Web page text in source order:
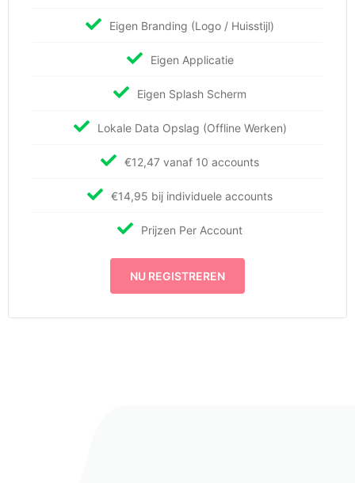
Eigen Branding (Logo / Huisstijl)
Eigen Applicatie
Eigen Splash Scherm
Lokale Data Opslag (Offline Werken)
€12,47 vanaf 10 accounts
€14,95 bij individuele accounts
Prijzen Per Account
NU REGISTREREN